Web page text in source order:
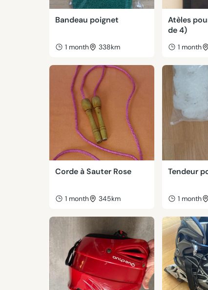
Bandeau poignet
1 month 338km
Atèles
de 4)
1 month
Corde à Sauter Rose
1 month 345km
Tendeur
1 month